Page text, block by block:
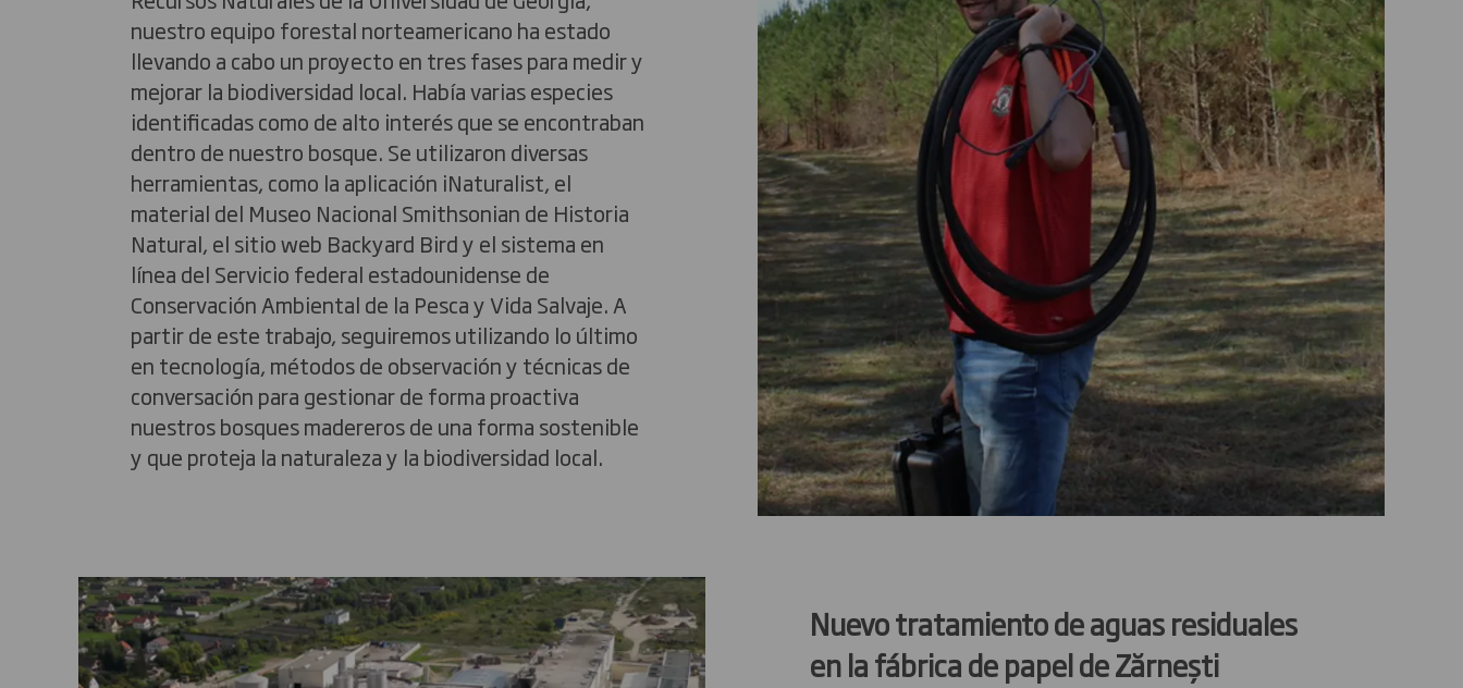
nuestro equipo forestal norteamericano ha estado
llevando a cabo un proyecto en tres fases para medir y
mejorar la biodiversidad local. Había varias especies
identificadas como de alto interés que se encontraban
dentro de nuestro bosque. Se utilizaron diversas
herramientas, como la aplicación iNaturalist, el
material del Museo Nacional Smithsonian de Historia
Natural, el sitio web Backyard Bird y el sistema en
línea del Servicio federal estadounidense de
Conservación Ambiental de la Pesca y Vida Salvaje. A
partir de este trabajo, seguiremos utilizando lo último
en tecnología, métodos de observación y técnicas de
conversación para gestionar de forma proactiva
nuestros bosques madereros de una forma sostenible
y que proteja la naturaleza y la biodiversidad local.
Nuevo tratamiento de aguas residuales
en la fábrica de papel de Zărnești